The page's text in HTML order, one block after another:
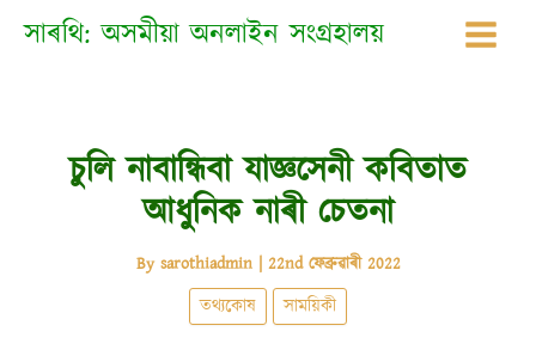
সাৰথি: অসমীয়া অনলাইন সংগ্ৰহালয়
চুলি নাবান্ধিবা যাজ্ঞসেনী কবিতাত
আধুনিক নাৰী চেতনা
By sarothiadmin | 22nd ফেব্ৰুৱাৰী 2022
তথ্যকোষ সাময়িকী